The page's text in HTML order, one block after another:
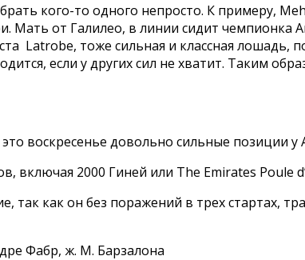
кого-то одного непросто. К примеру,
Мать от Галилео, в линии сидит чемпионка
Latrobe, тоже сильная и классная лошадь,
если у других сил не хватит. Таким
воскресенье довольно сильные позиции
2000 Гиней или The Emirates Poule
как он без поражений в трех стартах,
Фабр, ж. М. Барзалона